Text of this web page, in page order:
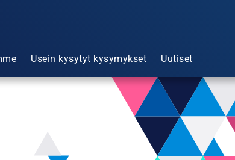
Usein kysytyt kysymykset Uutiset